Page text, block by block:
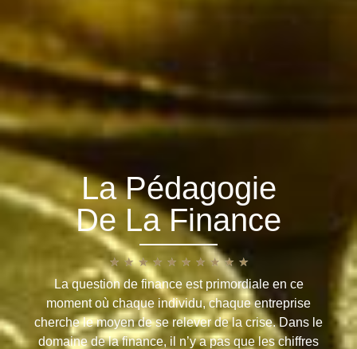
La Pédagogie
De La Finance
★ ★ ★ ★ ★ ★ ★ ★ ★ ★
La question de finance est primordiale en ce
moment où chaque individu, chaque entreprise
cherche le moyen de se relever de la crise. Dans le
domaine de la finance, il n’y a pas que les chiffres